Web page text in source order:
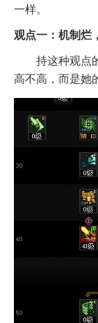
一样。
观点一：机制烂
持这种观点
高不高，而是她